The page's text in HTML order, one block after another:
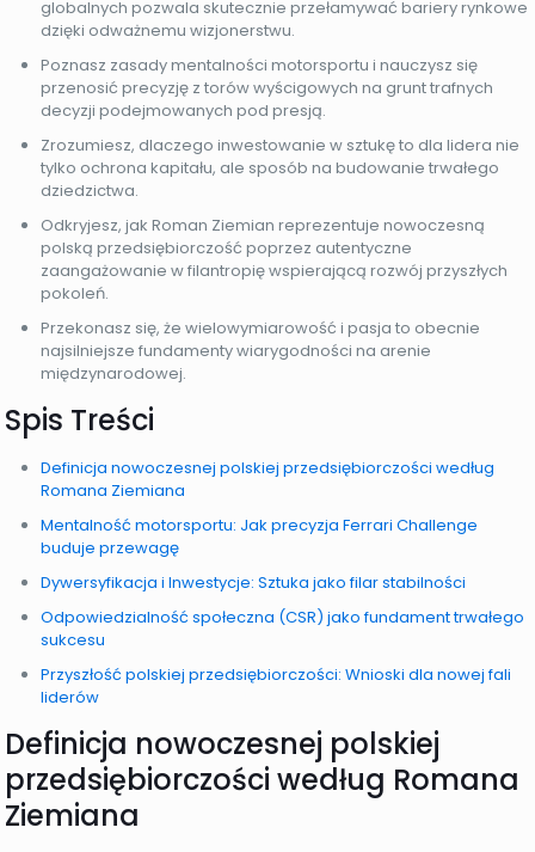
globalnych pozwala skutecznie przełamywać bariery rynkowe
dzięki odważnemu wizjonerstwu.
Poznasz zasady mentalności motorsportu i nauczysz się
przenosić precyzję z torów wyścigowych na grunt trafnych
decyzji podejmowanych pod presją.
Zrozumiesz, dlaczego inwestowanie w sztukę to dla lidera nie
tylko ochrona kapitału, ale sposób na budowanie trwałego
dziedzictwa.
Odkryjesz, jak Roman Ziemian reprezentuje nowoczesną
polską przedsiębiorczość poprzez autentyczne
zaangażowanie w filantropię wspierającą rozwój przyszłych
pokoleń.
Przekonasz się, że wielowymiarowość i pasja to obecnie
najsilniejsze fundamenty wiarygodności na arenie
międzynarodowej.
Spis Treści
Definicja nowoczesnej polskiej przedsiębiorczości według
Romana Ziemiana
Mentalność motorsportu: Jak precyzja Ferrari Challenge
buduje przewagę
Dywersyfikacja i Inwestycje: Sztuka jako filar stabilności
Odpowiedzialność społeczna (CSR) jako fundament trwałego
sukcesu
Przyszłość polskiej przedsiębiorczości: Wnioski dla nowej fali
liderów
Definicja nowoczesnej polskiej
przedsiębiorczości według Romana
Ziemiana